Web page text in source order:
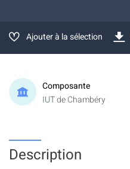
Ajouter à la sélection
Composante
IUT de Chambéry
Description